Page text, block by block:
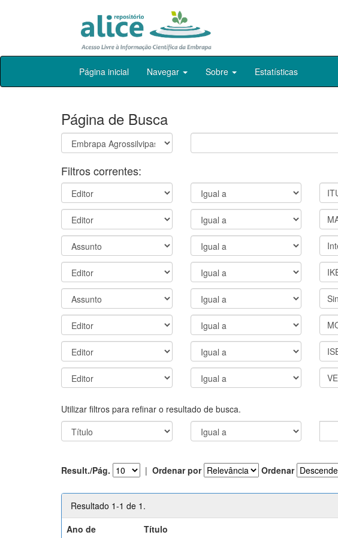
Skip
Página inicial Navegar Sobre Estatísticas
Página de Busca
Filtros correntes:
Utilizar filtros para refinar o resultado de busca.
Result./Pág. | Ordenar por Ordenar
Resultado 1-1 de 1.
Ano de
Título